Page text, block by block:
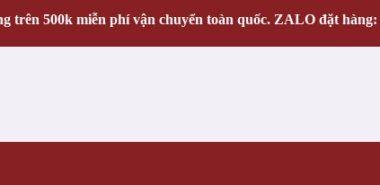
trên 500k miễn phí vận chuyển toàn quốc. ZALO đặt hàng: